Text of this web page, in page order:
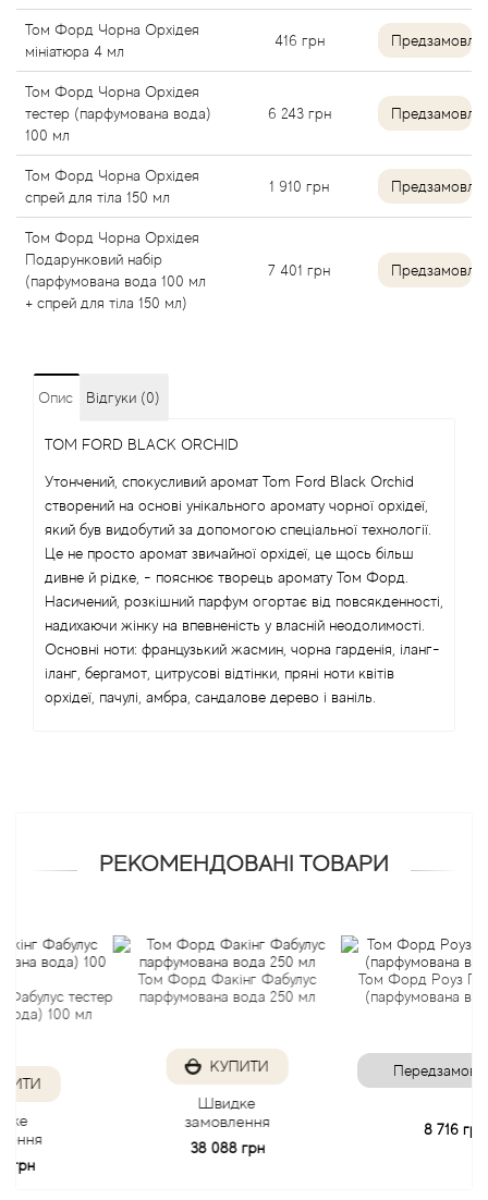
Том Форд Чорна Орхідея
мініатюра 4 мл
416 грн
Том Форд Чорна Орхідея
тестер (парфумована вода)
100 мл
6 243 грн
Том Форд Чорна Орхідея
спрей для тіла 150 мл
1 910 грн
Том Форд Чорна Орхідея
Подарунковий набір
(парфумована вода 100 мл
+ спрей для тіла 150 мл)
7 401 грн
Опис Відгуки (0)
TOM FORD BLACK ORCHID
Утончений, спокусливий аромат Tom Ford Black Orchid
створений на основі унікального аромату чорної орхідеї,
який був видобутий за допомогою спеціальної технології.
Це не просто аромат звичайної орхідеї, це щось більш
дивне й рідке, - пояснює творець аромату Том Форд.
Насичений, розкішний парфум огортає від повсякденності,
надихаючи жінку на впевненість у власній неодолимості.
Основні ноти: французький жасмин, чорна гарденія, іланг-
іланг, бергамот, цитрусові відтінки, пряні ноти квітів
орхідеї, пачулі, амбра, сандалове дерево і ваніль.
РЕКОМЕНДОВАНІ ТОВАРИ
тестер
100 мл
Том Форд Факінг Фабулус
парфумована вода 250 мл
КУПИТИ
Швидке
замовлення
38 088 грн
Том Форд Роуз Прик
(парфумована вода) 50
Передзамовлення
8 716 грн
American Crew
Amouage
Amouroud
Andre L'Arom
Angel Schlesser
Anima Mundi
Anna Sui
Anne Fontaine
Annick Goutal
Antonia's Flowers
Antonio Banderas
Antonio Puig
Arabesque Perfumes
Aramis
Armaf
Armand Basi